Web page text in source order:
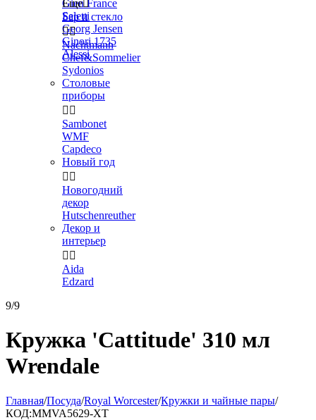
Gien France
Seletti
Georg Jensen
Ginori 1735
Alessi
Еще
Бар и стекло

Nachtmann
Chef&Sommelier
Sydonios
Столовые
приборы
 
Sambonet
WMF
Capdeco
Новый год
 
Новогодний
декор
Hutschenreuther
Декор и
интерьер
 
Aida
Edzard
9/9
Кружка 'Cattitude' 310 мл
Wrendale
Главная/Посуда/Royal Worcester/Кружки и чайные пары/
КОД:MMVA5629-XT